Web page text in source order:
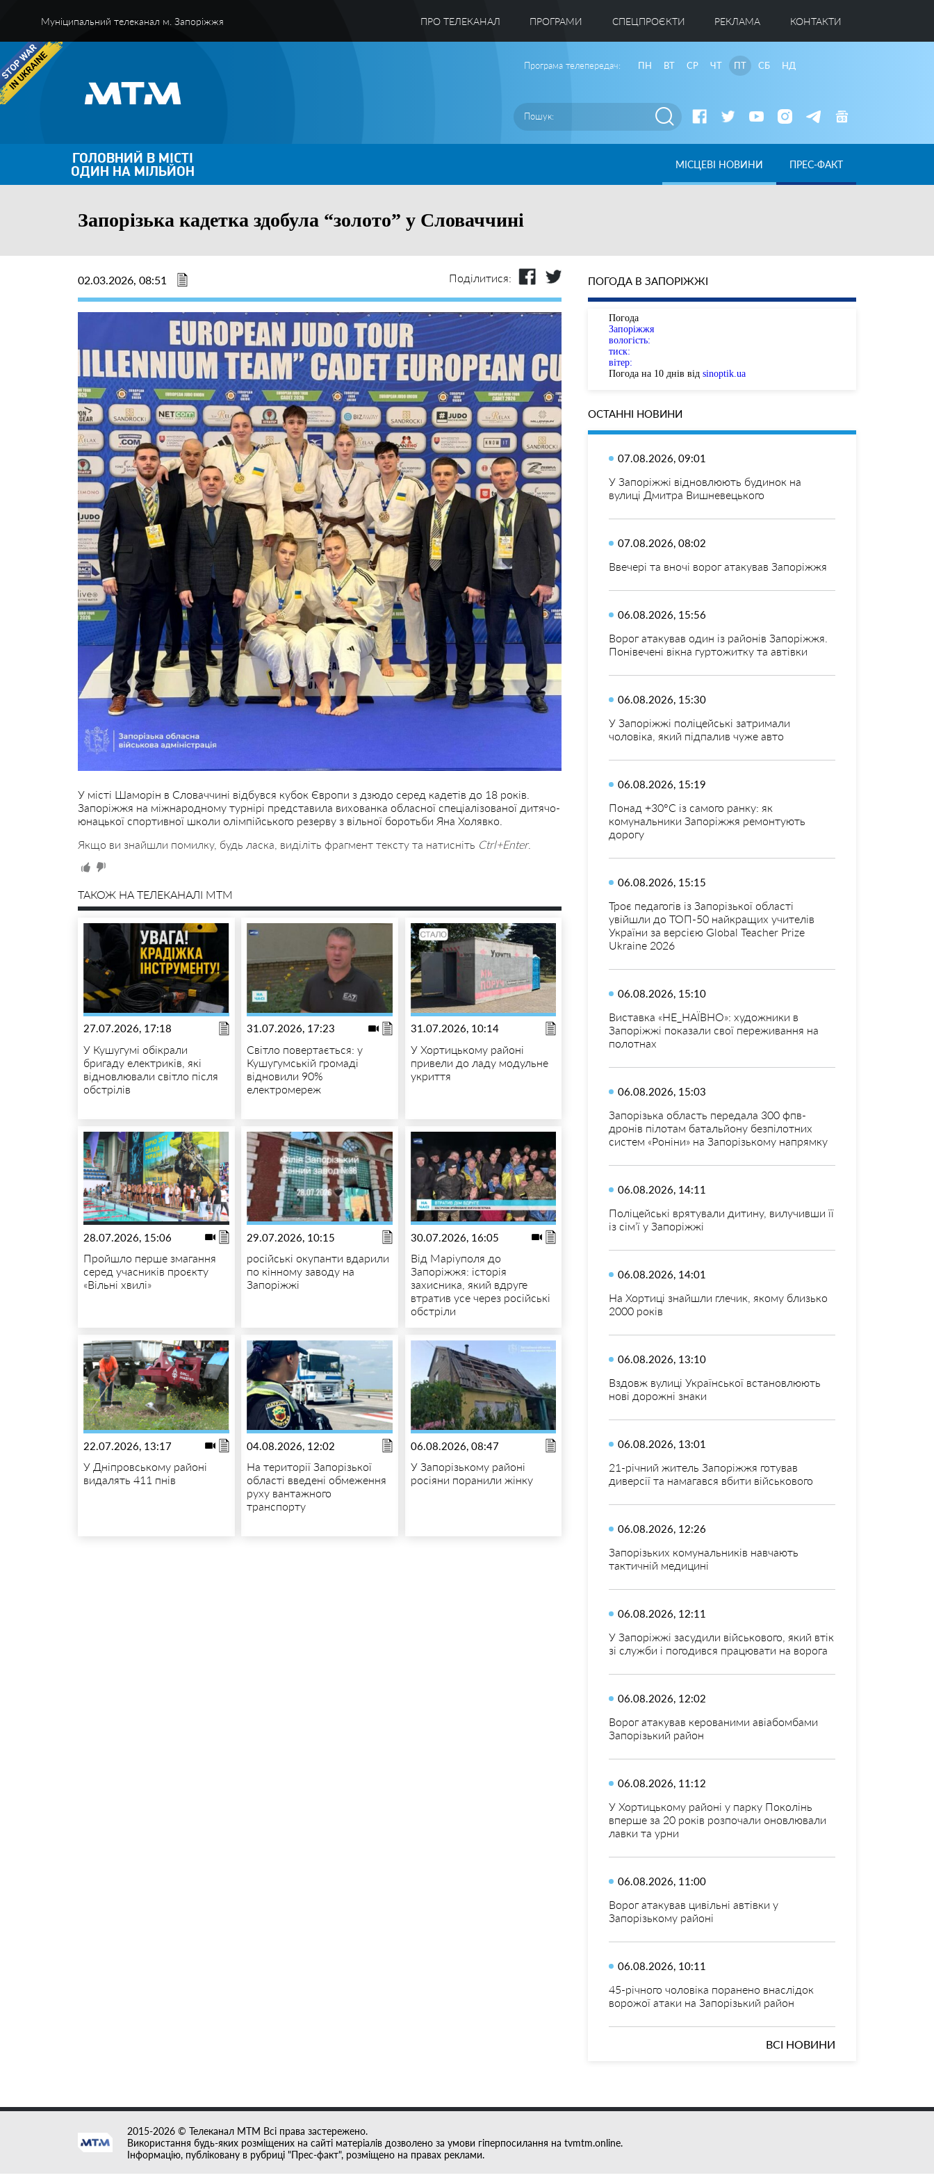
Муніципальний телеканал м. Запоріжжя ПРО ТЕЛЕКАНАЛ ПРОГРАМИ CПЕЦПРОЄКТИ РЕКЛАМА КОНТАКТИ
Програма телепередач: ПН ВТ СР ЧТ ПТ СБ НД
ГОЛОВНИЙ В МІСТІ
ОДИН НА МІЛЬЙОН МІСЦЕВІ НОВИНИ ПРЕС-ФАКТ
Запорізька кадетка здобула “золото” у Словаччині
02.03.2026, 08:51 Поділитися:
У місті Шаморін в Словаччині відбувся кубок Європи з дзюдо серед кадетів до 18 років.
Запоріжжя на міжнародному турнірі представила вихованка обласної спеціалізованої дитячо-
юнацької спортивної школи олімпійського резерву з вільної боротьби Яна Холявко.
Якщо ви знайшли помилку, будь ласка, виділіть фрагмент тексту та натисніть Ctrl+Enter.
ТАКОЖ НА ТЕЛЕКАНАЛІ MTM
27.07.2026, 17:18
У Кушугумі обікрали
бригаду електриків, які
відновлювали світло після
обстрілів
31.07.2026, 17:23
Світло повертається: у
Кушугумській громаді
відновили 90%
електромереж
31.07.2026, 10:14
У Хортицькому районі
привели до ладу модульне
укриття
28.07.2026, 15:06
Пройшло перше змагання
серед учасників проєкту
«Вільні хвилі»
29.07.2026, 10:15
російські окупанти вдарили
по кінному заводу на
Запоріжжі
30.07.2026, 16:05
Від Маріуполя до
Запоріжжя: історія
захисника, який вдруге
втратив усе через російські
обстріли
22.07.2026, 13:17
У Дніпровському районі
видалять 411 пнів
04.08.2026, 12:02
На території Запорізької
області введені обмеження
руху вантажного
транспорту
06.08.2026, 08:47
У Запорізькому районі
росіяни поранили жінку
ПОГОДА В ЗАПОРІЖЖІ
Погода
Запоріжжя
вологість:
тиск:
вітер:
Погода на 10 днів від sinoptik.ua
ОСТАННІ НОВИНИ
07.08.2026, 09:01
У Запоріжжі відновлюють будинок на
вулиці Дмитра Вишневецького
07.08.2026, 08:02
Ввечері та вночі ворог атакував Запоріжжя
06.08.2026, 15:56
Ворог атакував один із районів Запоріжжя.
Понівечені вікна гуртожитку та автівки
06.08.2026, 15:30
У Запоріжжі поліцейські затримали
чоловіка, який підпалив чуже авто
06.08.2026, 15:19
Понад +30°C із самого ранку: як
комунальники Запоріжжя ремонтують
дорогу
06.08.2026, 15:15
Троє педагогів із Запорізької області
увійшли до ТОП-50 найкращих учителів
України за версією Global Teacher Prize
Ukraine 2026
06.08.2026, 15:10
Виставка «НЕ_НАЇВНО»: художники в
Запоріжжі показали свої переживання на
полотнах
06.08.2026, 15:03
Запорізька область передала 300 фпв-
дронів пілотам батальйону безпілотних
систем «Роніни» на Запорізькому напрямку
06.08.2026, 14:11
Поліцейські врятували дитину, вилучивши її
із сім’ї у Запоріжжі
06.08.2026, 14:01
На Хортиці знайшли глечик, якому близько
2000 років
06.08.2026, 13:10
Вздовж вулиці Української встановлюють
нові дорожні знаки
06.08.2026, 13:01
21-річний житель Запоріжжя готував
диверсії та намагався вбити військового
06.08.2026, 12:26
Запорізьких комунальників навчають
тактичній медицині
06.08.2026, 12:11
У Запоріжжі засудили військового, який втік
зі служби і погодився працювати на ворога
06.08.2026, 12:02
Ворог атакував керованими авіабомбами
Запорізький район
06.08.2026, 11:12
У Хортицькому районі у парку Поколінь
вперше за 20 років розпочали оновлювали
лавки та урни
06.08.2026, 11:00
Ворог атакував цивільні автівки у
Запорізькому районі
06.08.2026, 10:11
45-річного чоловіка поранено внаслідок
ворожої атаки на Запорізький район
ВСІ НОВИНИ
2015-2026 © Телеканал MTM Всі права застережено.
Використання будь-яких розміщених на сайті матеріалів дозволено за умови гіперпосилання на tvmtm.online.
Інформацію, публіковану в рубриці "Прес-факт", розміщено на правах реклами.